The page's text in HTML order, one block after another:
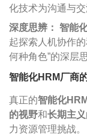
化技术为沟通与交
深度思辨： 智能
起探索人机协作
何种角色”的深层
智能化HRM厂商
真正的智能化HRM
的视野和长期主义
力资源管理挑战。